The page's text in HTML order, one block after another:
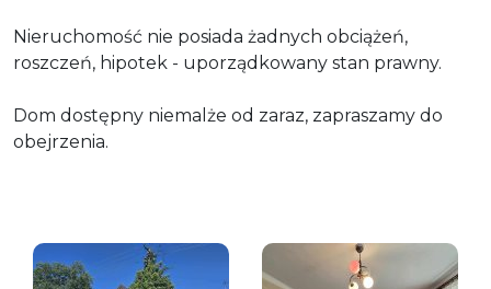
Nieruchomość nie posiada żadnych obciążeń,
roszczeń, hipotek - uporządkowany stan prawny.
Dom dostępny niemalże od zaraz, zapraszamy do
obejrzenia.